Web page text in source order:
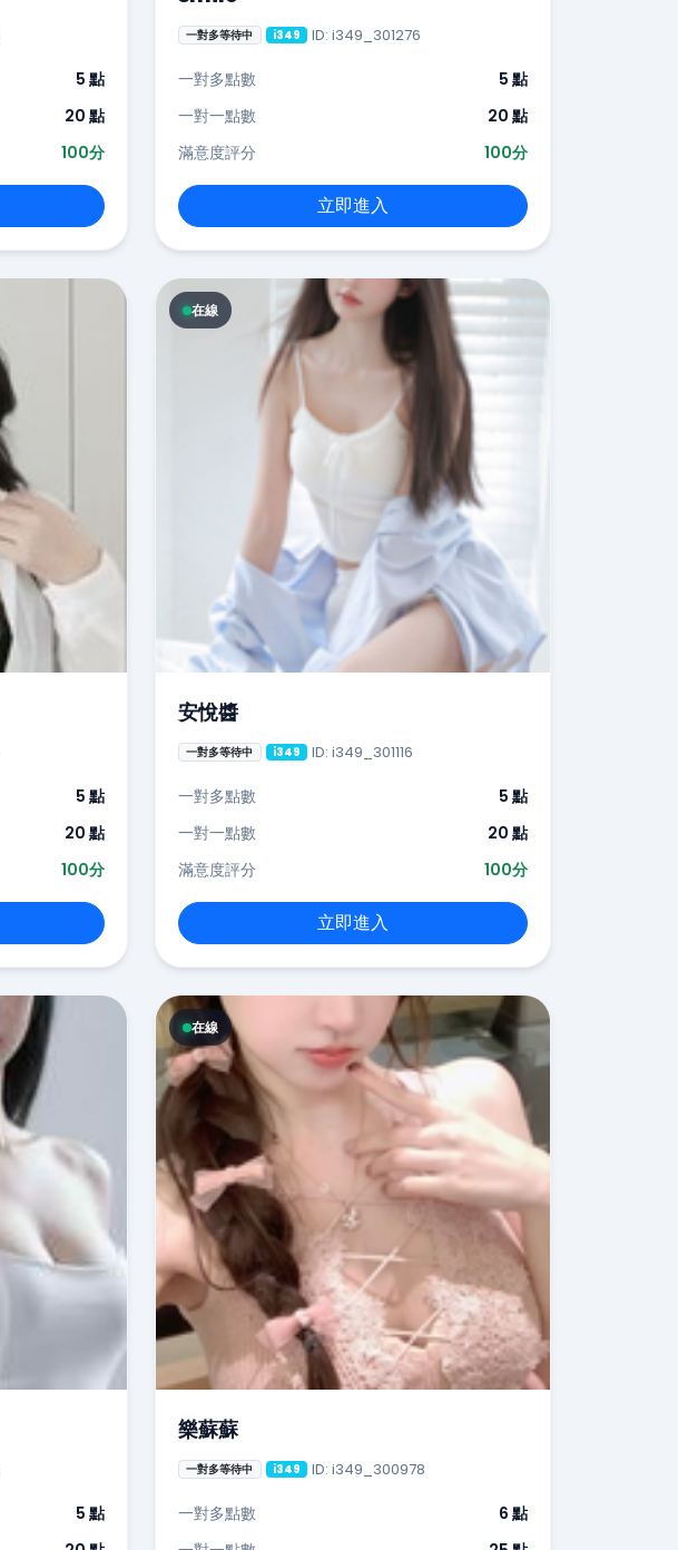
5 點
20 點
100分
一對多等待中 i349 ID: i349_301276
一對多點數
5 點
一對一點數
20 點
滿意度評分
100分
立即進入
5 點
20 點
100分
在線
安悅醬
一對多等待中 i349 ID: i349_301116
一對多點數
5 點
一對一點數
20 點
滿意度評分
100分
立即進入
5 點
在線
樂蘇蘇
一對多等待中 i349 ID: i349_300978
一對多點數
6 點